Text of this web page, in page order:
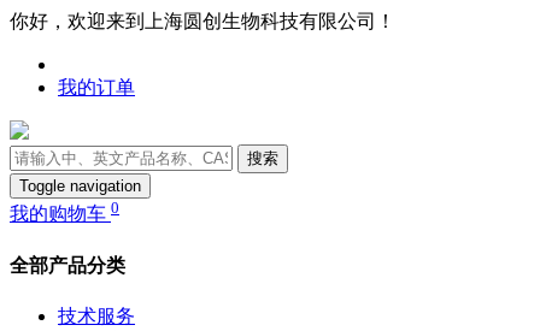
你好，欢迎来到上海圆创生物科技有限公司！
我的订单
搜索
Toggle navigation
我的购物车 0
全部产品分类
技术服务